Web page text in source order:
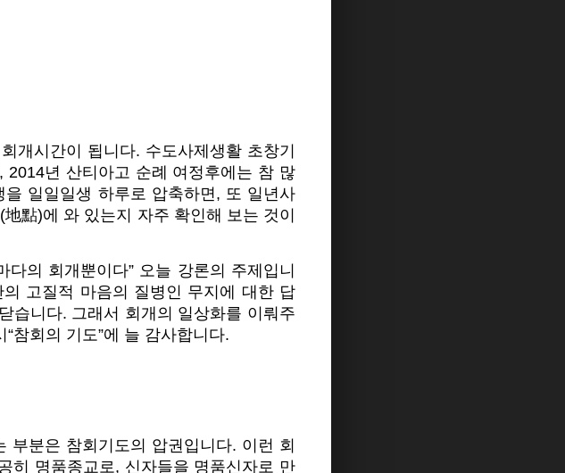
개시간이 됩니다. 수도사제생활 초창기
2014년 산티아고 순례 여정후에는 참 많
을 일일일생 하루로 압축하면, 또 일년사
點)에 와 있는지 자주 확인해 보는 것이
의 회개뿐이다” 오늘 강론의 주제입니
고질적 마음의 질병인 무지에 대한 답
습니다. 그래서 회개의 일상화를 이뤄주
참회의 기도”에 늘 감사합니다.
부분은 참회기도의 압권입니다. 이런 회
히 명품종교로, 신자들을 명품신자로 만